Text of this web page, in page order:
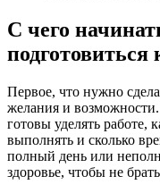
С чего
подготовиться
Первое, что нужно
желания и
готовы уделять работе,
выполнять и сколько
полный день или
здоровье, чтобы не